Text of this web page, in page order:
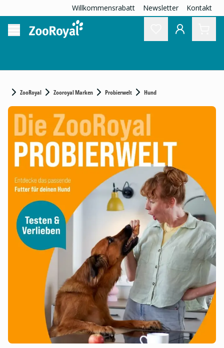
Willkommensrabatt Newsletter Kontakt
ZooRoyal Zooroyal Marken Probierwelt Hund